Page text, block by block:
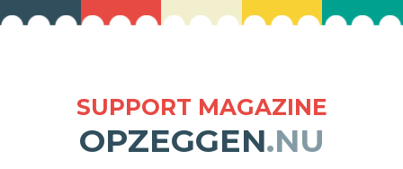
SUPPORT MAGAZINE
OPZEGGEN.NU